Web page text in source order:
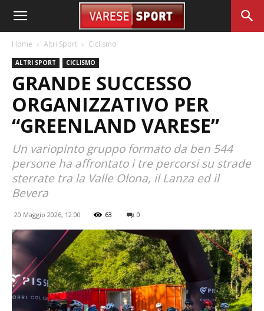
Home Altri Sport Ciclismo
ALTRI SPORT CICLISMO
GRANDE SUCCESSO
ORGANIZZATIVO PER
“GREENLAND VARESE”
Un variopinto gruppo formato da ben 544
persone ha affrontato i tre percorsi su strade
sterrate tra la Valle Olona, il Lanza ed il
Bevera
20 Maggio 2026, 12:00 63 0